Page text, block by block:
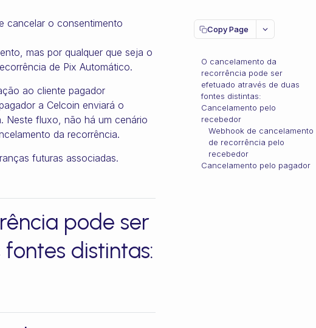
cancelar o consentimento
mas por qualquer que seja o
de Pix Automático.
ao cliente pagador
a Celcoin enviará o
Neste fluxo, não há um cenário
da recorrência.
futuras associadas.
pode ser
distintas:
Copy Page
O cancelamento da
recorrência pode ser
efetuado através de duas
fontes distintas:
Cancelamento pelo
recebedor
Webhook de cancelamento
de recorrência pelo
recebedor
Cancelamento pelo pagador